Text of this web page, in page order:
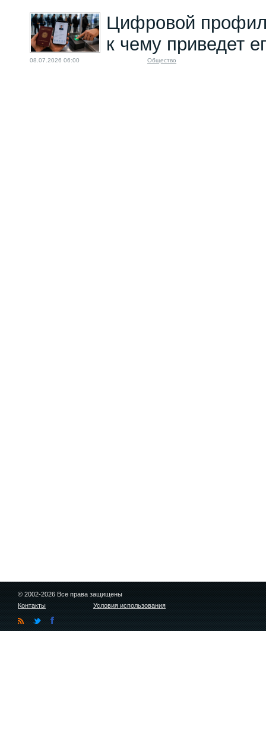
Цифровой
к чему приведет
08.07.2026 06:00 Общество
© 2002-2026 Все права защищены
Контакты
Условия использования